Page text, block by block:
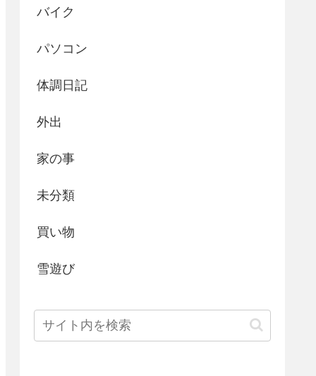
バイク
パソコン
体調日記
外出
家の事
未分類
買い物
雪遊び